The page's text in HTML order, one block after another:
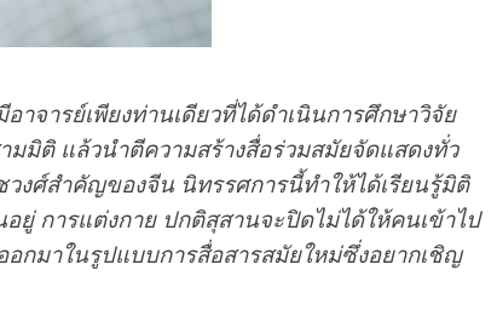
าจารย์เพียงท่านเดียวที่ได้ดำเนินการศึกษาวิจัย
มมิติ แล้วนำตีความสร้างสื่อร่วมสมัยจัดแสดงทั่ว
วงศ์สำคัญของจีน นิทรรศการนี้ทำให้ได้เรียนรู้มิติ
การแต่งกาย ปกติสุสานจะปิดไม่ได้ให้คนเข้าไป
อกมาในรูปแบบการสื่อสารสมัยใหม่ซึ่งอยากเชิญ